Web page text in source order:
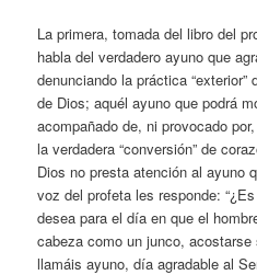
La primera, tomada del libro del
habla del verdadero ayuno que
denunciando la práctica
de Dios; aquél ayuno que podrá
acompañado de, ni provocado
la verdadera “conversión” de
Dios no presta atención al ayuno
voz del profeta les responde:
desea para el día en que el
cabeza como un junco,
llamáis ayuno, día agradable al